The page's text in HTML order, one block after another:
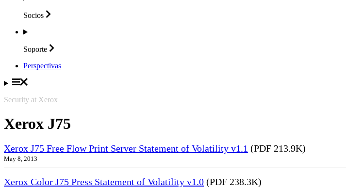
Socios
Soporte
Perspectivas
Security at Xerox
Xerox J75
Xerox J75 Free Flow Print Server Statement of Volatility v1.1 (PDF 213.9K)
May 8, 2013
Xerox Color J75 Press Statement of Volatility v1.0 (PDF 238.3K)